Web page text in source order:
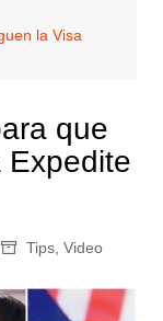
la Visa
que
Expedite
Tips, Video